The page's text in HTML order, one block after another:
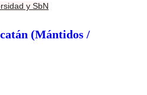
y SbN
(Mántidos /